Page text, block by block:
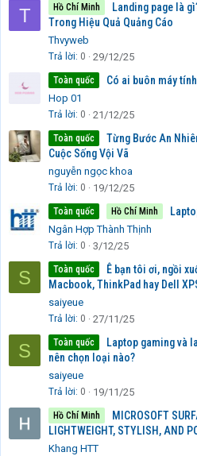
T Hồ Chí Minh
Landing page là
Trong Hiệu Quả Quảng Cáo
Thvyweb
Trả lời 0 29/12/25
Toàn quốc Có ai buôn máy
Hop 01
Trả lời 0 21/12/25
Toàn quốc
Từng Bước An
Cuộc Sống Vội Vã
nguyễn ngọc khoa
Trả lời 0 19/12/25
Toàn quốc Hồ Chí Minh
Ngân Hợp Thành Thịnh
Trả lời 0 3/12/25
S Toàn quốc
Ê bạn tôi ơi, ngồi
Macbook, ThinkPad hay Dell
saiyeue
Trả lời 0 27/11/25
S Toàn quốc
Laptop gaming và
nên chọn loại nào?
saiyeue
Trả lời 0 19/11/25
Hồ Chí Minh
MICROSOFT
LIGHTWEIGHT, STYLISH, AND
Khang HTT